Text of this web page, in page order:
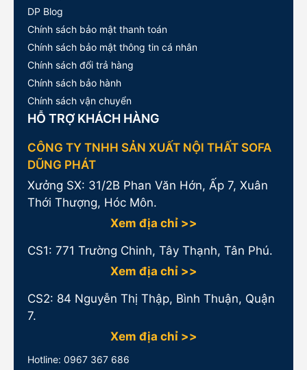
DP Blog
Chính sách bảo mật thanh toán
Chính sách bảo mật thông tin cá nhân
Chính sách đổi trả hàng
Chính sách bảo hành
Chính sách vận chuyển
HỖ TRỢ KHÁCH HÀNG
CÔNG TY TNHH SẢN XUẤT NỘI THẤT SOFA
DŨNG PHÁT
Xưởng SX: 31/2B Phan Văn Hớn, Ấp 7, Xuân
Thới Thượng, Hóc Môn.
Xem địa chỉ >>
CS1: 771 Trường Chinh, Tây Thạnh, Tân Phú.
Xem địa chỉ >>
CS2: 84 Nguyễn Thị Thập, Bình Thuận, Quận
7.
Xem địa chỉ >>
Hotline: 0967 367 686